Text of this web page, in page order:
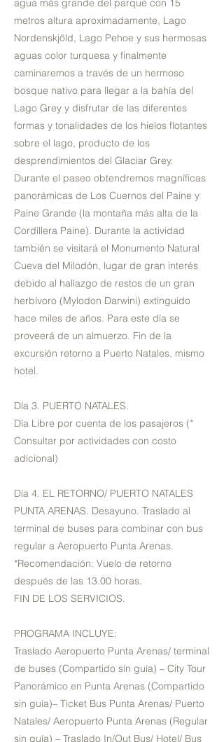
agua más grande del parque con 15
metros altura aproximadamente, Lago
Nordenskjöld, Lago Pehoe y sus hermosas
aguas color turquesa y finalmente
caminaremos a través de un hermoso
bosque nativo para llegar a la bahía del
Lago Grey y disfrutar de las diferentes
formas y tonalidades de los hielos flotantes
sobre el lago, producto de los
desprendimientos del Glaciar Grey.
Durante el paseo obtendremos magníficas
panorámicas de Los Cuernos del Paine y
Paine Grande (la montaña más alta de la
Cordillera Paine). Durante la actividad
también se visitará el Monumento Natural
Cueva del Milodón, lugar de gran interés
debido al hallazgo de restos de un gran
herbívoro (Mylodon Darwini) extinguido
hace miles de años. Para este día se
proveerá de un almuerzo. Fin de la
excursión retorno a Puerto Natales, mismo
hotel.
Día 3. PUERTO NATALES.
Día Libre por cuenta de los pasajeros (*
Consultar por actividades con costo
adicional)
Día 4. EL RETORNO/ PUERTO NATALES
PUNTA ARENAS. Desayuno. Traslado al
terminal de buses para combinar con bus
regular a Aeropuerto Punta Arenas.
*Recomendación: Vuelo de retorno
después de las 13.00 horas.
FIN DE LOS SERVICIOS.
PROGRAMA INCLUYE:
Traslado Aeropuerto Punta Arenas/ terminal
de buses (Compartido sin guía) – City Tour
Panorámico en Punta Arenas (Compartido
sin guía)– Ticket Bus Punta Arenas/ Puerto
Natales/ Aeropuerto Punta Arenas (Regular
sin guía) – Traslado In/Out Bus/ Hotel/ Bus